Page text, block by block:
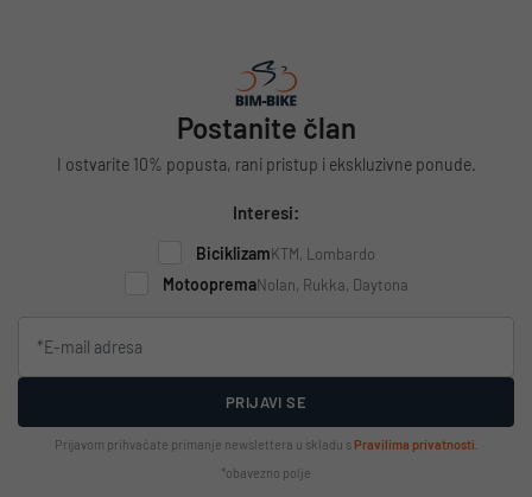
Postanite član
I ostvarite 10% popusta, rani pristup i ekskluzivne ponude.
Interesi:
BiciklizamKTM, Lombardo
MotoopremaNolan, Rukka, Daytona
PRIJAVI SE
Prijavom prihvaćate primanje newslettera u skladu s Pravilima privatnosti
*obavezno polje